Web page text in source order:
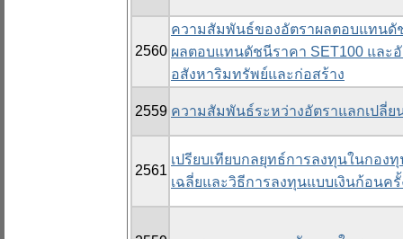
2560
ความสัมพันธ์ของอัตราผลตอบแทนดั
ผลตอบแทนดัชนีราคา SET100 แล
อสังหาริมทรัพย์และก่อสร้าง
2559 ความสัมพันธ์ระหว่างอัตราแลกเปลี่ย
2561
เปรียบเทียบกลยุทธ์การลงทุนในกอง
เฉลี่ยและวิธีการลงทุนแบบเงินก้อนครั้